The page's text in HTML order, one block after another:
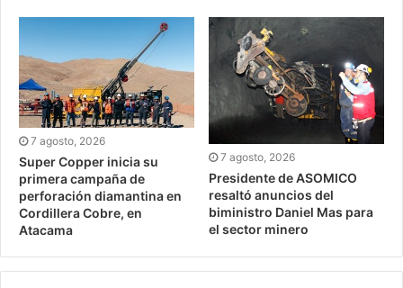
7 agosto, 2026
Super Copper inicia su
primera campaña de
perforación diamantina en
Cordillera Cobre, en
Atacama
7 agosto, 2026
Presidente de ASOMICO
resaltó anuncios del
biministro Daniel Mas para
el sector minero